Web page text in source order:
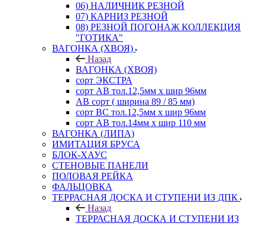
06) НАЛИЧНИК РЕЗНОЙ
07) КАРНИЗ РЕЗНОЙ
08) РЕЗНОЙ ПОГОНАЖ КОЛЛЕКЦИЯ
"ГОТИКА"
ВАГОНКА (ХВОЯ)
Назад
ВАГОНКА (ХВОЯ)
сорт ЭКСТРА
сорт АВ тол.12,5мм х шир 96мм
АВ сорт ( ширина 89 / 85 мм)
сорт ВС тол.12,5мм х шир 96мм
сорт АВ тол.14мм х шир 110 мм
ВАГОНКА (ЛИПА)
ИМИТАЦИЯ БРУСА
БЛОК-ХАУС
СТЕНОВЫЕ ПАНЕЛИ
ПОЛОВАЯ РЕЙКА
ФАЛЬЦОВКА
ТЕРРАСНАЯ ДОСКА И СТУПЕНИ ИЗ ДПК
Назад
ТЕРРАСНАЯ ДОСКА И СТУПЕНИ ИЗ